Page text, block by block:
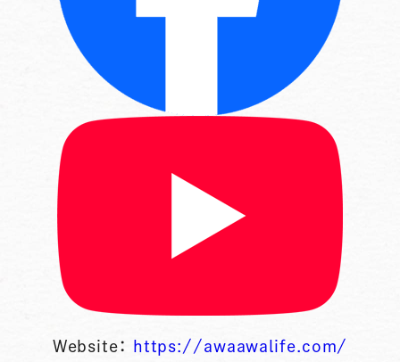
Website： https://awaawalife.com/